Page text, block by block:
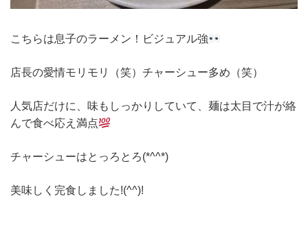
こちらは息子のラーメン！ビジュアル強
店長の愛情モリモリ（笑）チャーシュー多め（笑）
人気店だけに、味もしっかりしていて、麺は太目で汁が絡
んで食べ応え満点
チャーシューはとっろとろ(*^^*)
美味しく完食しました!(^^)!